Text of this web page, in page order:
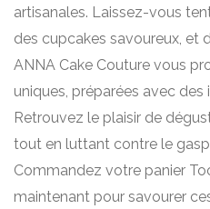
artisanales. Laissez-vous
des cupcakes savoureux, et
ANNA Cake Couture vous
uniques, préparées avec
Retrouvez le plaisir de
tout en luttant contre le
Commandez votre panier
maintenant pour savourer